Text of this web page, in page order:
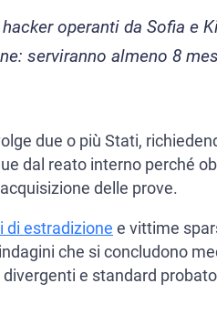
operanti da Sofia e
serviranno almeno 8
due o più Stati,
dal reato interno perché
delle prove.
di estradizione e vittime
che si concludono
e standard